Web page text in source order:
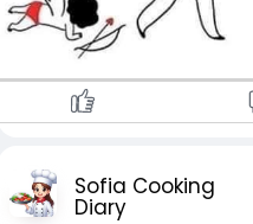
Sofia Cooking
Diary